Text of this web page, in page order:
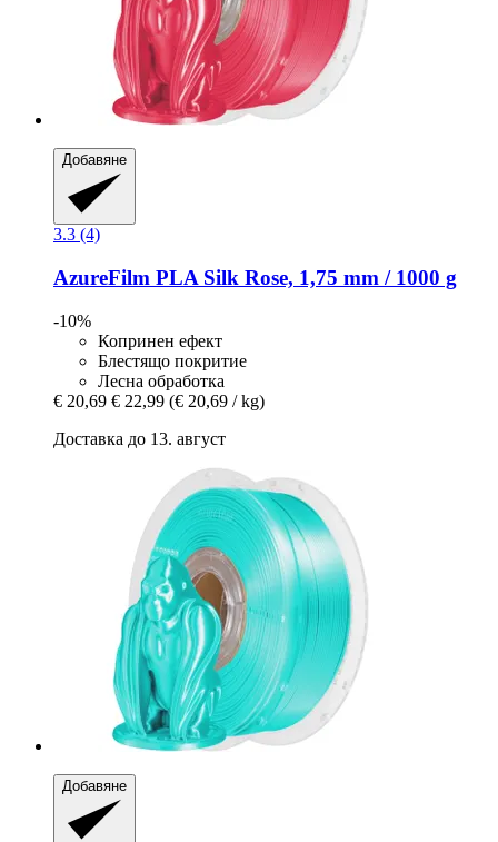
Добавяне
3.3 (4)
AzureFilm PLA Silk Rose, 1,75 mm / 1000 g
-10%
Копринен ефект
Блестящо покритие
Лесна обработка
€ 20,69 € 22,99 (€ 20,69 / kg)
Доставка до 13. август
Добавяне